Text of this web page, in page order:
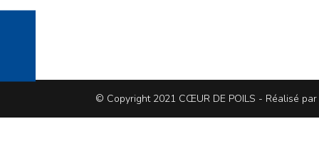
© Copyright 2021 CŒUR DE POILS - Réalisé